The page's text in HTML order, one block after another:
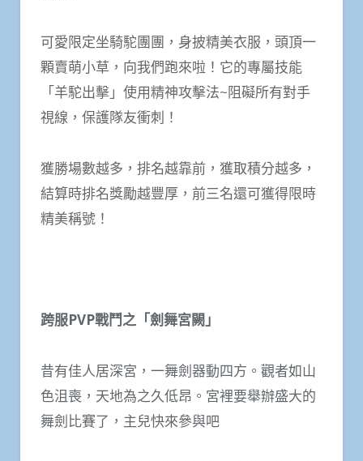
可愛限定坐騎駝團團，身披精美衣服，頭頂一
顆賣萌小草，向我們跑來啦！它的專屬技能
「羊駝出擊」使用精神攻擊法~阻礙所有對手
視線，保護隊友衝刺！
獲勝場數越多，排名越靠前，獲取積分越多，
結算時排名獎勵越豐厚，前三名還可獲得限時
精美稱號！
跨服PVP戰鬥之「劍舞宮闕」
昔有佳人居深宮，一舞劍器動四方。觀者如山
色沮喪，天地為之久低昂。宮裡要舉辦盛大的
舞劍比賽了，主兒快來參與吧